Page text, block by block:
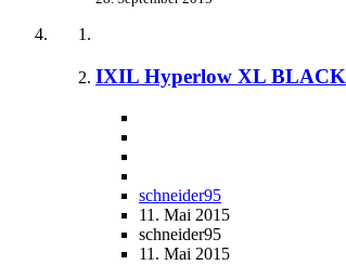
IXIL Hyperlow XL BLACK
schneider95
11. Mai 2015
schneider95
11. Mai 2015